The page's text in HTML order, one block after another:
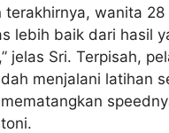
wanita
baik dari hasil
jelas Sri. Terpisah,
menjalani latihan